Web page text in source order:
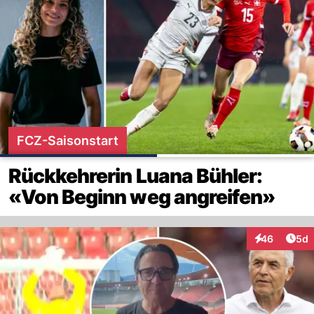
FCZ-Saisonstart
Rückkehrerin Luana Bühler:
«Von Beginn weg angreifen»
46
Interaktionen
5d